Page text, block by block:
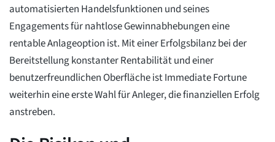
automatisierten Handelsfunktionen und seines
Engagements für nahtlose Gewinnabhebungen eine
rentable Anlageoption ist. Mit einer Erfolgsbilanz bei der
Bereitstellung konstanter Rentabilität und einer
benutzerfreundlichen Oberfläche ist Immediate Fortune
weiterhin eine erste Wahl für Anleger, die finanziellen Erfolg
anstreben.